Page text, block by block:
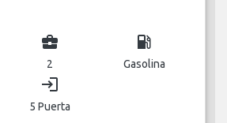
business_center
2
local_gas_station
Gasolina
login
5 Puerta